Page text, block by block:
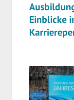
Einblicke